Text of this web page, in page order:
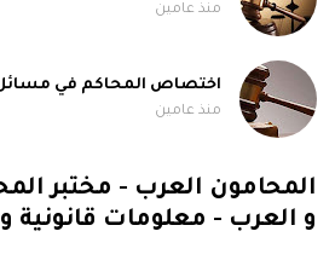
منذ عامين
اختصاص المحاكم في
منذ عامين
المحامون العرب - مختبر
و العرب - معلومات قانونية